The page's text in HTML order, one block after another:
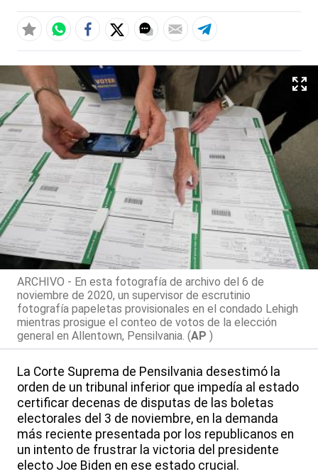
ARCHIVO - En esta fotografía de archivo del 6 de
noviembre de 2020, un supervisor de escrutinio
fotografía papeletas provisionales en el condado Lehigh
mientras prosigue el conteo de votos de la elección
general en Allentown, Pensilvania. (AP )
La Corte Suprema de Pensilvania desestimó la
orden de un tribunal inferior que impedía al estado
certificar decenas de disputas de las boletas
electorales del 3 de noviembre, en la demanda
más reciente presentada por los republicanos en
un intento de frustrar la victoria del presidente
electo Joe Biden en ese estado crucial.